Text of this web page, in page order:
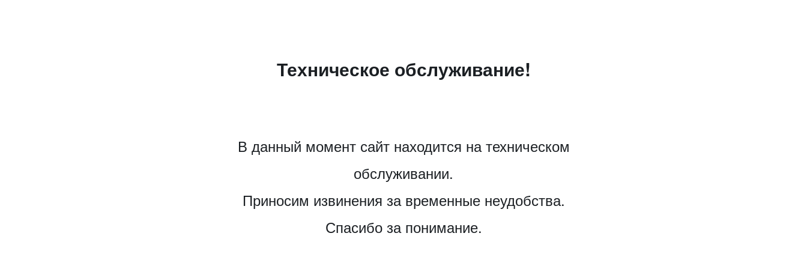
Техническое обслуживание!
В данный момент сайт находится на техническом
обслуживании.
Приносим извинения за временные неудобства.
Спасибо за понимание.